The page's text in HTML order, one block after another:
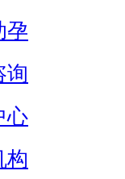
孕
询
心
构